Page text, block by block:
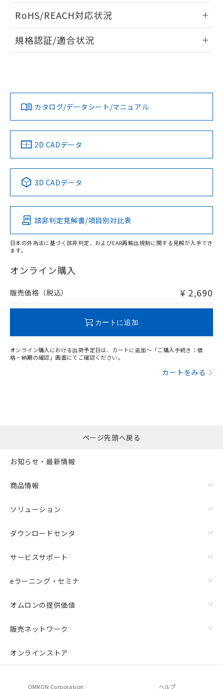
開閉容量
ドすることができます。
ログイン/会員登録
ダウンロードデータをご利用いただく前に、以下を必ずお読
みください。
ソフトウェアの使用条件
RoHS/REACH対応状況
EU RoHS 注意事項・凡例
対応済み
中国 RoHS 注意事項・凡例
Pb Hg Cd Cr(VI)
O
在庫等で未対応品が混在する可能性があります。
問い合わせください。
規格認証/適合状況
LR型式承認
（イギリス
船舶規格）
DNV型式承認
（ノルウェー
BV型式承認
（フランス
KR型式
（韓国
No No No No
この製品の規格認証/適合状況ページへ
その他の認証はこちらのページからご検索ください
カタログ/データシート/マニュアル
2D CADデータ
3D CADデータ
該非判定見解書/項目別対比表
日本の外為法に基づく該非判定、およびEAR再輸出規制に関する見解が入手でき
ます。
オンライン購入
販売価格（税込） ¥ 2,690
カートに追加
オンライン購入における出荷予定日は、カートに追加～「ご購入手続き：価
格・納期の確認」画面にてご確認ください。
カートをみる
ページ先頭へ戻る
お知らせ・最新情報
商品情報
ソリューション
ダウンロードセンタ
サービスサポート
eラーニング・セミナ
オムロンの提供価値
販売ネットワーク
オンラインストア
OMRON Corporation ヘルプ